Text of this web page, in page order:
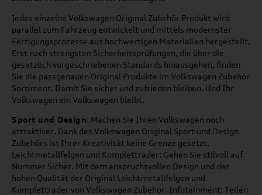
Jedes einzelne Volkswagen Original Zubehör Produkt wird
parallel zum Fahrzeug entwickelt und mittels modernster
Fertigungsprozesse aus hochwertigen Materialien hergestellt.
Erst nach strengsten Sicherheitsprüfungen, die über die
gesetzlich vorgeschriebenen Standards hinausgehen, finden
Sie die passgenauen Original Produkte im Volkswagen Zubehör
Sortiment. Damit Sie sicher und zufrieden bleiben. Und Ihr
Volkswagen ein Volkswagen bleibt.
Sport und Design: Machen Sie Ihren Volkswagen noch
attraktiver. Dank des Volkswagen Original Sport und Design
Zubehörs ist Ihrer Kreativität keine Grenze gesetzt.
Leichtmetallfelgen und Kompletträder: Gehen Sie stilvoll auf
Nummer Sicher. Mit dem anspruchsvollen Design und der
hohen Qualität der Original Leichtmetallfelgen und
Kompletträder von Volkswagen Zubehör. Infotainment: Teilen